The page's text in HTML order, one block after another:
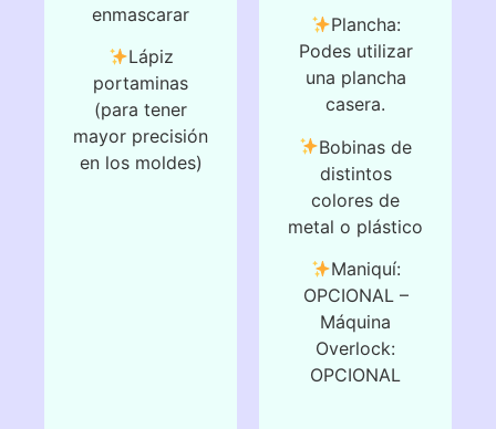
enmascarar
Lápiz
portaminas
(para tener
mayor precisión
en los moldes)
Plancha:
Podes utilizar
una plancha
casera.
Bobinas de
distintos
colores de
metal o plástico
Maniquí:
OPCIONAL –
Máquina
Overlock:
OPCIONAL